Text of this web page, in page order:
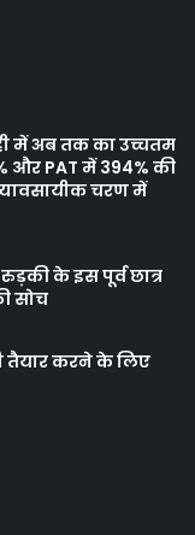
में अब तक का उच्चतम
और PAT में 394% की
चरण में
के इस पूर्व छात्र
सोच
तैयार करने के लिए